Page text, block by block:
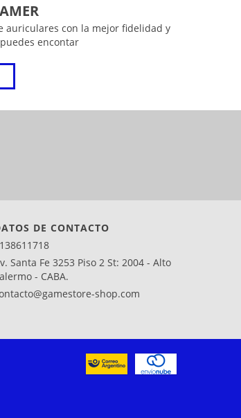
auriculares con la mejor fidelidad y
encontar
DE CONTACTO
Santa Fe 3253 Piso 2 St: 2004 - Alto
- CABA.
shop.com